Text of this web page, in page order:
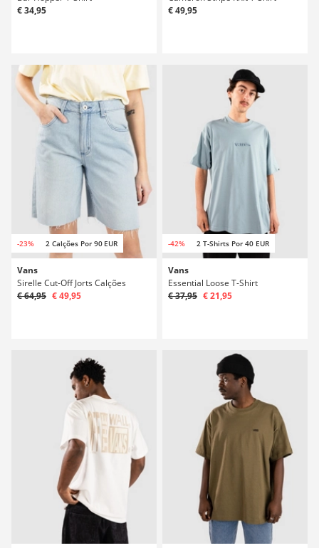
€ 34,95
€ 49,95
-23% 2 Calções Por 90 EUR
Vans
Sirelle Cut-Off Jorts Calções
€ 64,95 € 49,95
-42% 2 T-Shirts Por 40 EUR
Vans
Essential Loose T-Shirt
€ 37,95 € 21,95